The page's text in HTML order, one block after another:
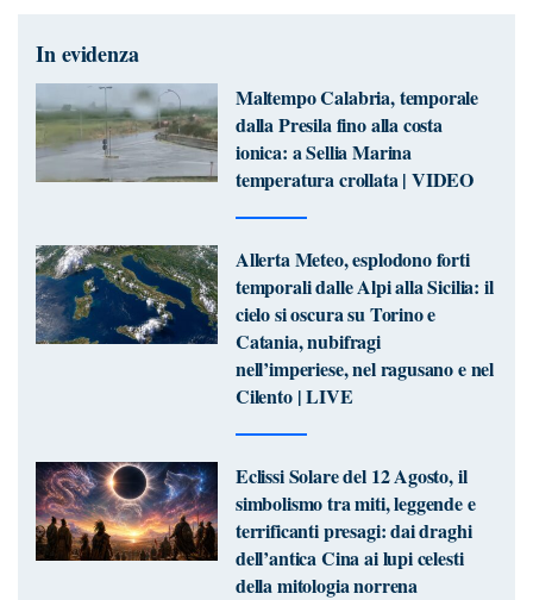
In evidenza
Maltempo Calabria, temporale
dalla Presila fino alla costa
ionica: a Sellia Marina
temperatura crollata | VIDEO
Allerta Meteo, esplodono forti
temporali dalle Alpi alla Sicilia: il
cielo si oscura su Torino e
Catania, nubifragi
nell’imperiese, nel ragusano e nel
Cilento | LIVE
Eclissi Solare del 12 Agosto, il
simbolismo tra miti, leggende e
terrificanti presagi: dai draghi
dell’antica Cina ai lupi celesti
della mitologia norrena